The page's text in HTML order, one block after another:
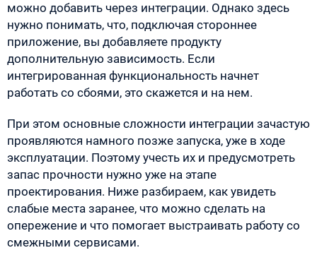
можно добавить через интеграции. Однако здесь
нужно понимать, что, подключая стороннее
приложение, вы добавляете продукту
дополнительную зависимость. Если
интегрированная функциональность начнет
работать со сбоями, это скажется и на нем.
При этом основные сложности интеграции зачастую
проявляются намного позже запуска, уже в ходе
эксплуатации. Поэтому учесть их и предусмотреть
запас прочности нужно уже на этапе
проектирования. Ниже разбираем, как увидеть
слабые места заранее, что можно сделать на
опережение и что помогает выстраивать работу со
смежными сервисами.